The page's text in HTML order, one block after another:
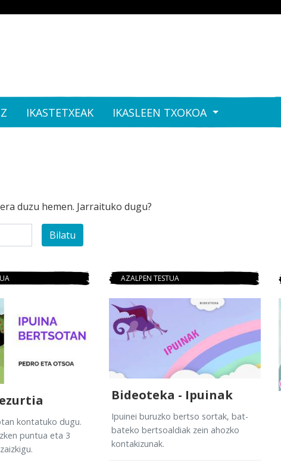
IKASTETXEAK IKASLEEN TXOKOA
duzu hemen. Jarraituko dugu?
Bilatu
kontatuko dugu.
puntua eta 3
AZALPEN TESTUA
Bideoteka - Ipuinak
Ipuinei buruzko bertso sortak, bat-
bateko bertsoaldiak zein ahozko
kontakizunak.